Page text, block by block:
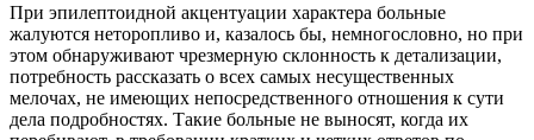
При эпилептоидной акцентуации характера больные
жалуются неторопливо и, казалось бы, немногословно, но при
этом обнаруживают чрезмерную склонность к детализации,
по­требность рассказать о всех самых несущественных
мелочах, не имеющих непосредственного отношения к сути
дела подроб­ностях. Такие больные не выносят, когда их